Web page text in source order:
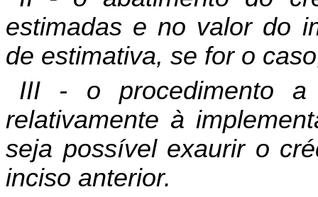
estimadas e no valor do
de estimativa, se for o
III - o procedimento a
relativamente à
seja possível exaurir o
inciso anterior.